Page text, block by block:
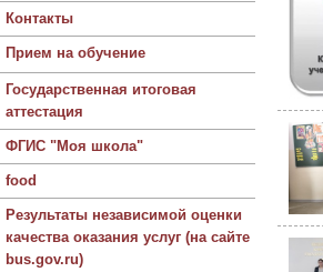
Контакты
Прием на обучение
Государственная итоговая
аттестация
ФГИС "Моя школа"
food
Результаты независимой оценки
качества оказания услуг (на сайте
bus.gov.ru)